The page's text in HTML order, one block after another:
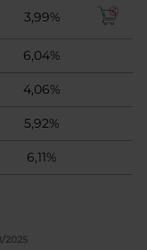
3,99%
6,04%
4,06%
5,92%
6,11%
2025